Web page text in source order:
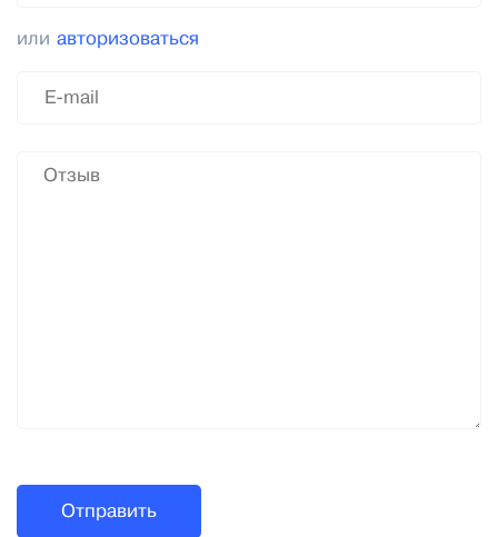
или авторизоваться